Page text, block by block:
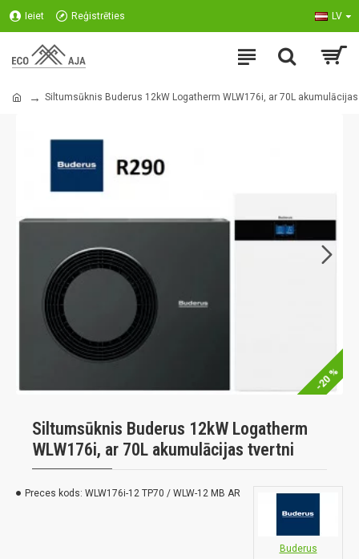
Ieiet Reģistrēties LV
Siltumsūknis Buderus 12kW Logatherm WLW176i, ar 70L
-20 %
Siltumsūknis Buderus 12kW Logatherm
WLW176i, ar 70L akumulācijas tvertni
Preces kods: WLW176i-12 TP70 / WLW-12 MB AR
Buderus